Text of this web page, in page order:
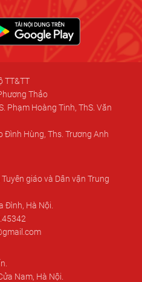
TT&TT
Thảo
Phạm Hoàng Tinh, ThS. Văn
Đình Hùng, Ths. Trương Anh
giáo và Dân vận Trung
Đình, Hà Nội.
Nam, Hà Nội.